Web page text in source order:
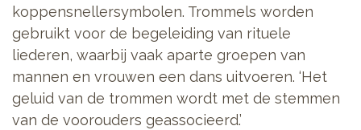
koppensnellersymbolen. Trommels worden
gebruikt voor de begeleiding van rituele
liederen, waarbij vaak aparte groepen van
mannen en vrouwen een dans uitvoeren. ‘Het
geluid van de trommen wordt met de stemmen
van de voorouders geassocieerd.’